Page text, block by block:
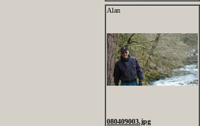
Alan
080409003.jpg